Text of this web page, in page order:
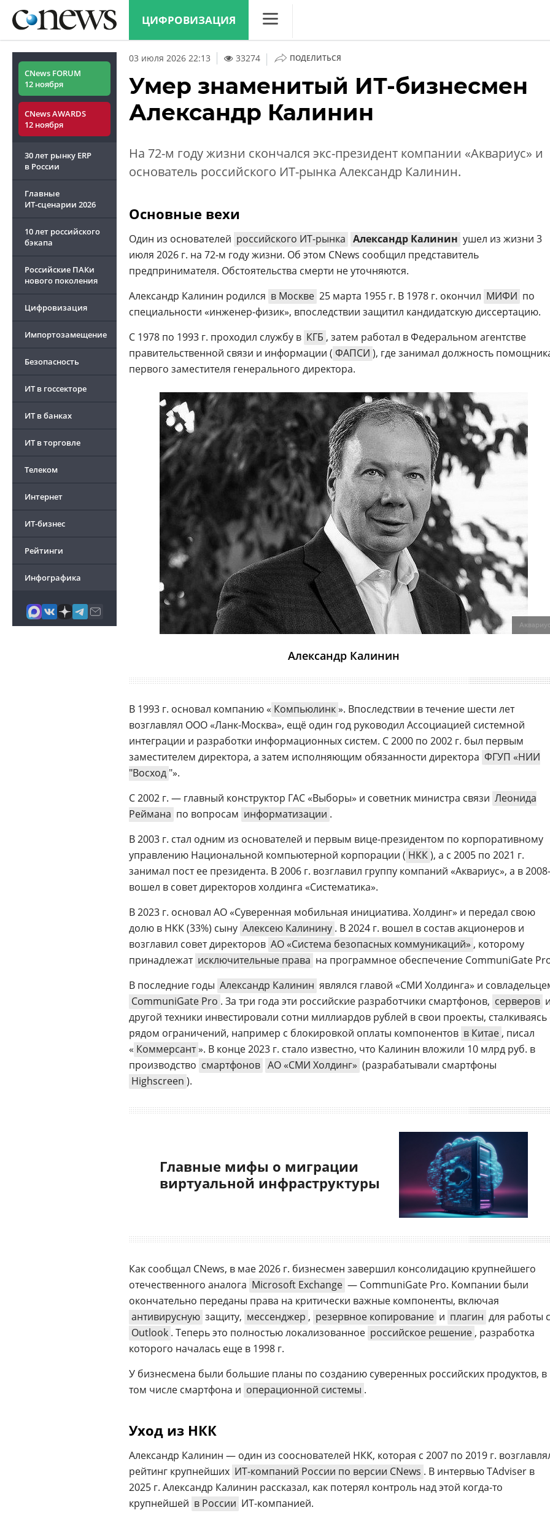
ЦИФРОВИЗАЦИЯ
Аналитика
Конференции
Маркет
CNews FORUM
12 ноября
CNews AWARDS
12 ноября
30 лет рынку ERP
в России
Главные
ИТ-сценарии 2026
10 лет российского
бэкапа
Российские ПАКи
нового поколения
Цифровизация
Импортозамещение
Безопасность
ИТ в госсекторе
ИТ в банках
ИТ в торговле
Телеком
Интернет
ИТ-бизнес
Рейтинги
Инфографика
03 июля 2026 22:13 33274 | ПОДЕЛИТЬСЯ
Умер знаменитый ИТ-бизнесмен
Александр Калинин
На 72-м году жизни скончался экс-президент компании «Аквариус» и
основатель российского ИТ-рынка Александр Калинин.
Основные вехи
Один из основателей российского ИТ-рынка Александр Калинин ушел из жизни 3
июля 2026 г. на 72-м году жизни. Об этом CNews сообщил представитель
предпринимателя. Обстоятельства смерти не уточняются.
Александр Калинин родился в Москве 25 марта 1955 г. В 1978 г. окончил МИФИ по
специальности «инженер-физик», впоследствии защитил кандидатскую диссертацию.
С 1978 по 1993 г. проходил службу в КГБ , затем работал в Федеральном агентстве
правительственной связи и информации ( ФАПСИ ), где занимал должность
первого заместителя генерального директора.
Александр Калинин
В 1993 г. основал компанию « Компьюлинк». Впоследствии в течение шести лет
возглавлял ООО «Ланк-Москва», ещё один год руководил Ассоциацией системной
интеграции и разработки информационных систем. С 2000 по 2002 г. был первым
заместителем директора, а затем исполняющим обязанности директора ФГУП «НИИ
"Восход "».
С 2002 г. — главный конструктор ГАС «Выборы» и советник министра связи Леонида
Реймана по вопросам информатизации .
В 2003 г. стал одним из основателей и первым вице-президентом по корпоративному
управлению Национальной компьютерной корпорации ( НКК), а с 2005 по 2021 г.
занимал пост ее президента. В 2006 г. возглавил группу компаний «Аквариус», а в
вошел в совет директоров холдинга «Систематика».
В 2023 г. основал АО «Суверенная мобильная инициатива. Холдинг» и передал свою
долю в НКК (33%) сыну Алексею Калинину . В 2024 г. вошел в состав акционеров и
возглавил совет директоров АО «Система безопасных коммуникаций» , которому
принадлежат исключительные права на программное обеспечение CommuniGate
В последние годы Александр Калинин являлся главой «СМИ Холдинга» и
CommuniGate Pro . За три года эти российские разработчики смартфонов, серверов
другой техники инвестировали сотни миллиардов рублей в свои проекты, сталкиваясь
рядом ограничений, например с блокировкой оплаты компонентов в Китае , писал
« Коммерсант». В конце 2023 г. стало известно, что Калинин вложили 10 млрд руб. в
производство смартфонов АО «СМИ Холдинг» (разрабатывали смартфоны
Highscreen ).
Главные мифы о миграции
виртуальной инфраструктуры
Как сообщал CNews, в мае 2026 г. бизнесмен завершил консолидацию крупнейшего
отечественного аналога Microsoft Exchange — CommuniGate Pro. Компании были
окончательно переданы права на критически важные компоненты, включая
антивирусную защиту, мессенджер , резервное копирование и плагин для работы с
Outlook . Теперь это полностью локализованное российское решение , разработка
которого началась еще в 1998 г.
У бизнесмена были большие планы по созданию суверенных российских продуктов, в
том числе смартфона и операционной системы .
Уход из НКК
Александр Калинин — один из сооснователей НКК, которая с 2007 по 2019 г.
рейтинг крупнейших ИТ-компаний России по версии CNews . В интервью TAdviser в
2025 г. Александр Калинин рассказал, как потерял контроль над этой когда-то
крупнейшей в России ИТ-компанией.